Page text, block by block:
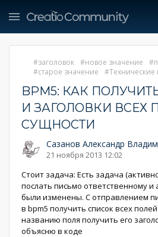
заголовок новое значение
старое значение
Технические
BPM5: КАК
И ЗАГОЛОВКИ ВСЕХ
СУЩНОСТИ
Сазанов Александр
21 ноября 2013 12:02
Стоит задача: Есть задача
послать письмо ответственному и
были изменены. С отправлением
в bpm5 получить список всех
названию поля получить его
объясню в коде